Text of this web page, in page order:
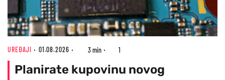
UREĐAJI 01.08.2026 3 min 1
Planirate kupovinu novog